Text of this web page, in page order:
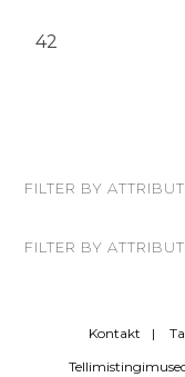
42
FILTER BY
FILTER BY
Kontakt